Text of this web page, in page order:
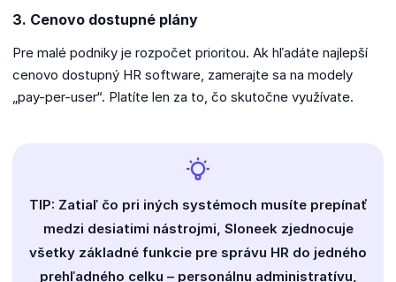
3. Cenovo dostupné plány
Pre malé podniky je rozpočet prioritou. Ak hľadáte najlepší
cenovo dostupný HR software, zamerajte sa na modely
„pay-per-user“. Platíte len za to, čo skutočne využívate.
TIP: Zatiaľ čo pri iných systémoch musíte prepínať
medzi desiatimi nástrojmi, Sloneek zjednocuje
všetky základné funkcie pre správu HR do jedného
prehľadného celku – personálnu administratívu,